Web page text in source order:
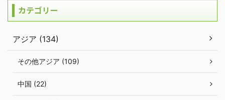
カテゴリー
アジア (134)
その他アジア (109)
中国 (22)